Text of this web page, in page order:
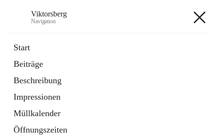
Viktorsberg
Navigation
Start
Beiträge
Beschreibung
Impressionen
Müllkalender
Öffnungszeiten
1 Schnellzugriff
Bürgerservice
10 Schnellzugriffe